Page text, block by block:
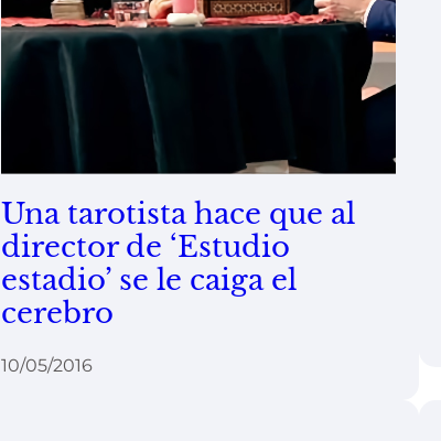
Una tarotista hace que al
director de ‘Estudio
estadio’ se le caiga el
cerebro
10/05/2016